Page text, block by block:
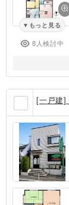
もっと見る
8人検討中
[一戸建]